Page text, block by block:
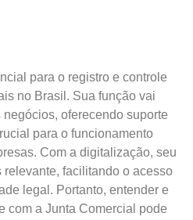
para o registro e controle
no Brasil. Sua função vai
oferecendo suporte
para o funcionamento
Com a digitalização, seu
facilitando o acesso
legal. Portanto, entender e
com a Junta Comercial pode